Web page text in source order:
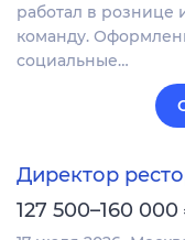
работал в рознице
команду.
социальные…
Директор
127 500–160 000